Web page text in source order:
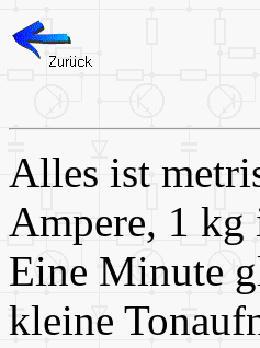
Alles ist
Ampere, 1 kg
Eine Minute
kleine